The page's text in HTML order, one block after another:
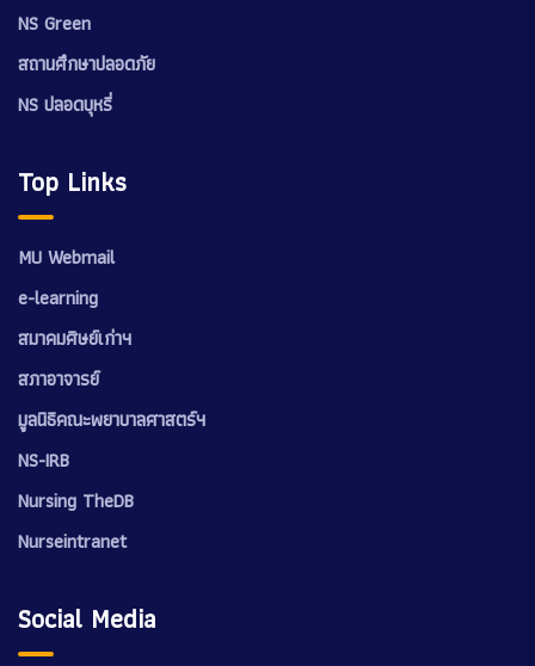
NS Green
สถานศึกษาปลอดภัย
NS ปลอดบุหรี่
Top Links
MU Webmail
e-learning
สมาคมศิษย์เก่าฯ
สภาอาจารย์
มูลนิธิคณะพยาบาลศาสตร์ฯ
NS-IRB
Nursing TheDB
Nurseintranet
Social Media